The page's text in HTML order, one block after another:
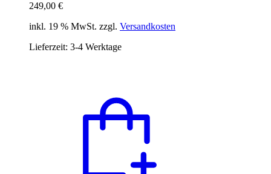
249,00 €
inkl. 19 % MwSt. zzgl. Versandkosten
Lieferzeit: 3-4 Werktage